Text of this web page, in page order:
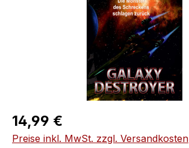
Regulärer Preis:
14,99 €
Preise inkl. MwSt. zzgl. Versandkosten